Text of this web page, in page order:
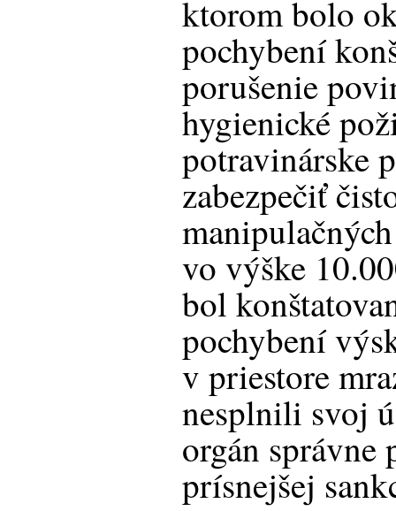
ktorom bolo
pochybení
porušenie
hygienické
potravinárske
zabezpečiť
vo výške
bol
pochybení
v priestore
nesplnili svoj
orgán
prísnejšej